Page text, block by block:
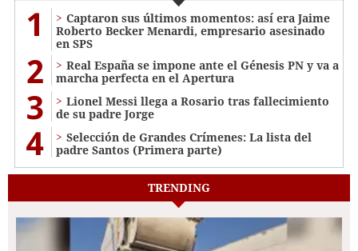
1
Captaron sus últimos momentos: así era Jaime
Roberto Becker Menardi​​​, empresario asesinado
en SPS
2
Real España se impone ante el Génesis PN y va a
marcha perfecta en el Apertura
3
Lionel Messi llega a Rosario tras fallecimiento
de su padre Jorge
4
Selección de Grandes Crímenes: La lista del
padre Santos (Primera parte)
TRENDING